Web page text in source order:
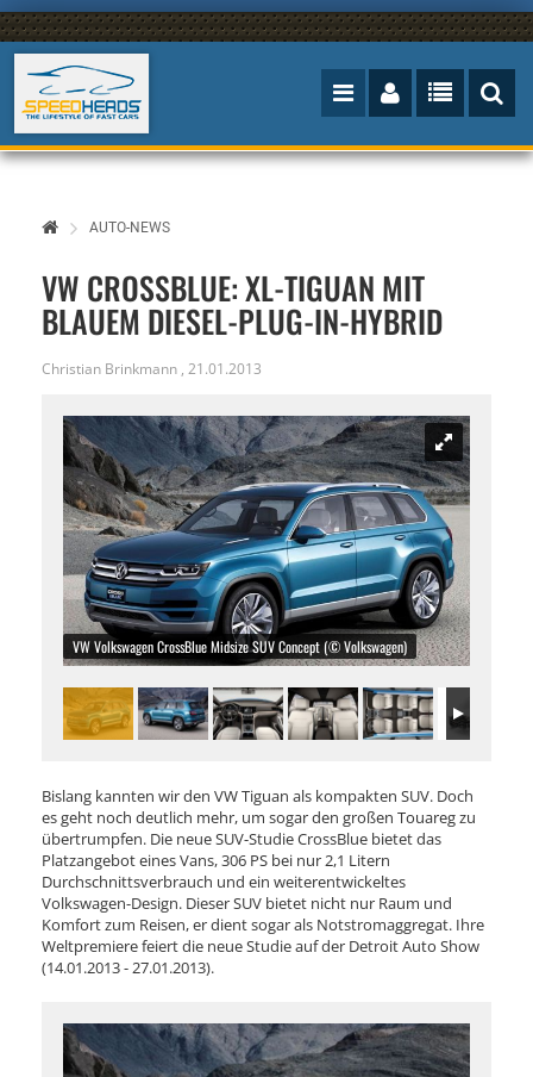
AUTO-NEWS
VW CROSSBLUE: XL-TIGUAN MIT
BLAUEM DIESEL-PLUG-IN-HYBRID
Christian Brinkmann , 21.01.2013
VW Volkswagen CrossBlue Midsize SUV Concept (© Volkswagen)
Bislang kannten wir den VW Tiguan als kompakten SUV. Doch
es geht noch deutlich mehr, um sogar den großen Touareg zu
übertrumpfen. Die neue SUV-Studie CrossBlue bietet das
Platzangebot eines Vans, 306 PS bei nur 2,1 Litern
Durchschnittsverbrauch und ein weiterentwickeltes
Volkswagen-Design. Dieser SUV bietet nicht nur Raum und
Komfort zum Reisen, er dient sogar als Notstromaggregat. Ihre
Weltpremiere feiert die neue Studie auf der Detroit Auto Show
(14.01.2013 - 27.01.2013).